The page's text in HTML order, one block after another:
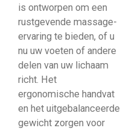
is ontworpen om een ​​
rustgevende massage-
ervaring te bieden, of u
nu uw voeten of andere
delen van uw lichaam
richt. Het
ergonomische handvat
en het uitgebalanceerde
gewicht zorgen voor